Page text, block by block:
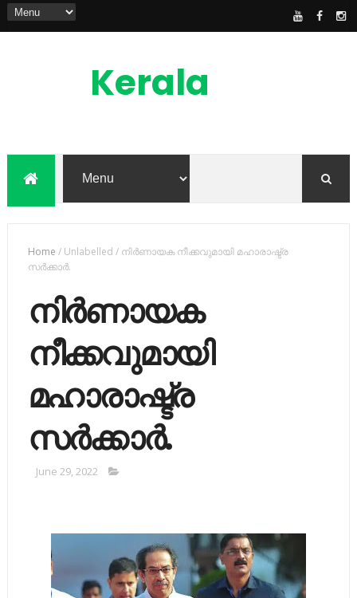
Kerala
Feed
Home /Unlabelled / നിര്‍ണായക നീക്കവുമായി മഹാരാഷ്ട്ര
സര്‍ക്കാര്‍.
നിര്‍ണായക
നീക്കവുമായി
മഹാരാഷ്ട്ര
സര്‍ക്കാര്‍.
June 29, 2022